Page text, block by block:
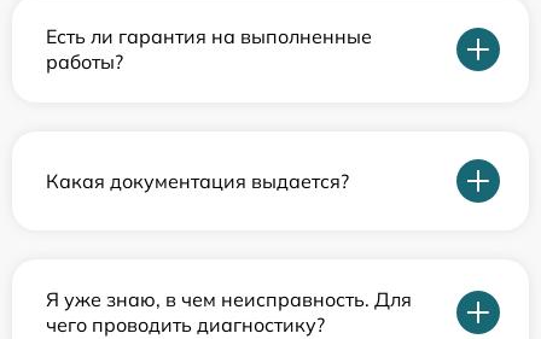
Есть ли гарантия на выполненные
работы?
Какая документация выдается?
Я уже знаю, в чем неисправность. Для
чего проводить диагностику?